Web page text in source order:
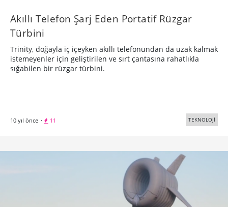
Akıllı Telefon Şarj Eden Portatif Rüzgar
Türbini
Trinity, doğayla iç içeyken akıllı telefonundan da uzak kalmak
istemeyenler için geliştirilen ve sırt çantasına rahatlıkla
sığabilen bir rüzgar türbini.
10 yıl önce · 11 TEKNOLOJİ